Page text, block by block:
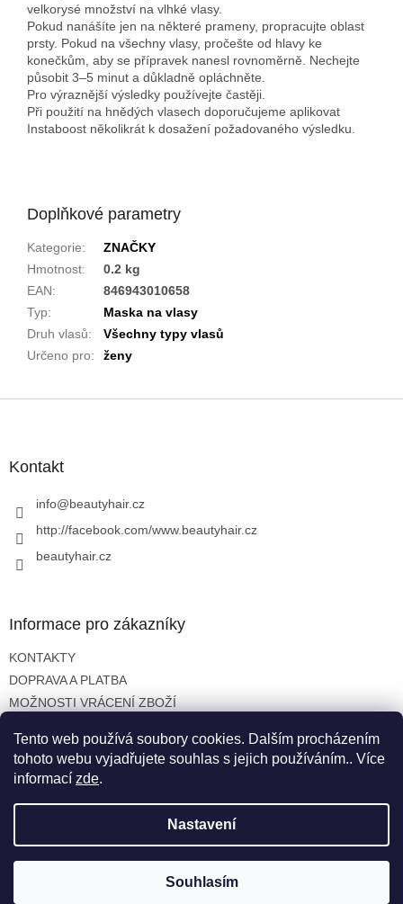
Tento web používá soubory cookies. Dalším procházením
tohoto webu vyjadřujete souhlas s jejich používáním.. Více
informací zde.
Nastavení
Souhlasím
velkorysé množství na vlhké vlasy.
Pokud nanášíte jen na některé prameny, propracujte oblast
prsty. Pokud na všechny vlasy, pročešte od hlavy ke
konečkům, aby se přípravek nanesl rovnoměrně. Nechejte
působit 3–5 minut a důkladně opláchněte.
Pro výraznější výsledky používejte častěji.
Při použití na hnědých vlasech doporučujeme aplikovat
Instaboost několikrát k dosažení požadovaného výsledku.
Doplňkové parametry
Kategorie:
ZNAČKY
Hmotnost:
0.2 kg
EAN:
846943010658
Typ:
Maska na vlasy
Druh vlasů:
Všechny typy vlasů
Určeno pro: ženy
Kontakt
info@beautyhair.cz
http://facebook.com/www.beautyhair.cz
beautyhair.cz
Informace pro zákazníky
KONTAKTY
DOPRAVA A PLATBA
MOŽNOSTI VRÁCENÍ ZBOŽÍ
OCHRANA OSOBNÍCH ÚDAJŮ
Vytvořil Shoptet
beautyhair.cz. Všechna práva vyhrazena.